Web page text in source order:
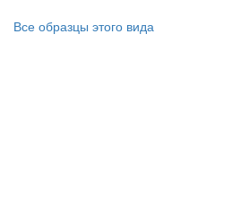
Все образцы этого вида